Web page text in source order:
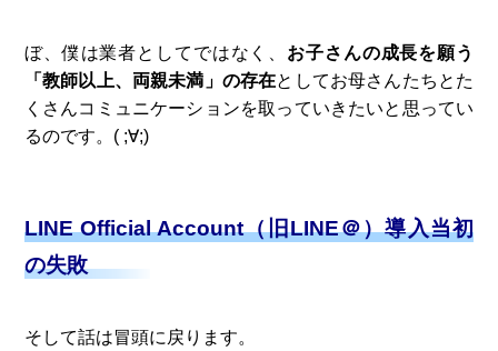
ぼ、僕は業者としてではなく、 お子さんの成長を願う
「教師以上、両親未満」の存在としてお母さんたちとた
くさんコミュニケーションを取っていきたいと思ってい
るのです。( ;∀;)
LINE Official Account（旧LINE＠）導入当初
の失敗
そして話は冒頭に戻ります。